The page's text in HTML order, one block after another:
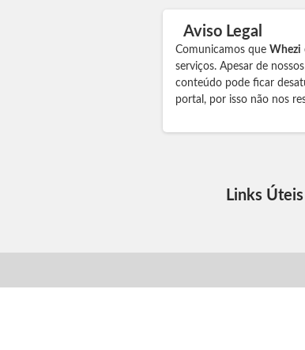
Aviso Legal
Comunicamos que Whezi
serviços. Apesar de
conteúdo pode ficar
portal, por isso não nos
Links Úteis